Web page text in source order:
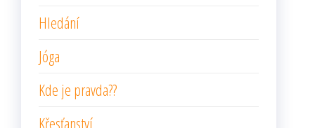
Hledání
Jóga
Kde je pravda??
Křesťanství